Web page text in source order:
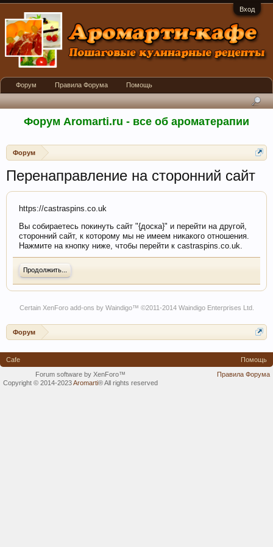
Вход
Форум Aromarti.ru - все об ароматерапии
Форум
Перенаправление на сторонний сайт
https://castraspins.co.uk
Вы собираетесь покинуть сайт "{доска}" и перейти на другой,
сторонний сайт, к которому мы не имеем никакого отношения.
Нажмите на кнопку ниже, чтобы перейти к castraspins.co.uk.
Продолжить...
Certain XenForo add-ons by Waindigo™ ©2011-2014 Waindigo Enterprises Ltd.
Форум
Форум Правила Форума Помощь
Cafe
Помощь
Правила Форума
Forum software by XenForo™
Copyright © 2014-2023Aromarti®All rights reserved